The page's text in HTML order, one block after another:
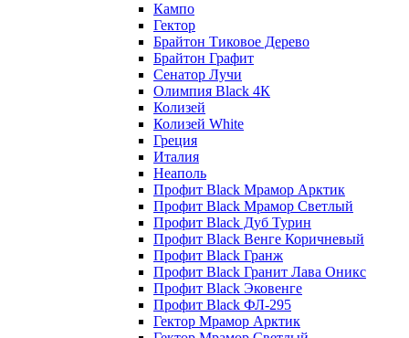
Кампо
Гектор
Брайтон Тиковое Дерево
Брайтон Графит
Сенатор Лучи
Олимпия Black 4К
Колизей
Колизей White
Греция
Италия
Неаполь
Профит Black Мрамор Арктик
Профит Black Мрамор Светлый
Профит Black Дуб Турин
Профит Black Венге Коричневый
Профит Black Гранж
Профит Black Гранит Лава Оникс
Профит Black Эковенге
Профит Black ФЛ-295
Гектор Мрамор Арктик